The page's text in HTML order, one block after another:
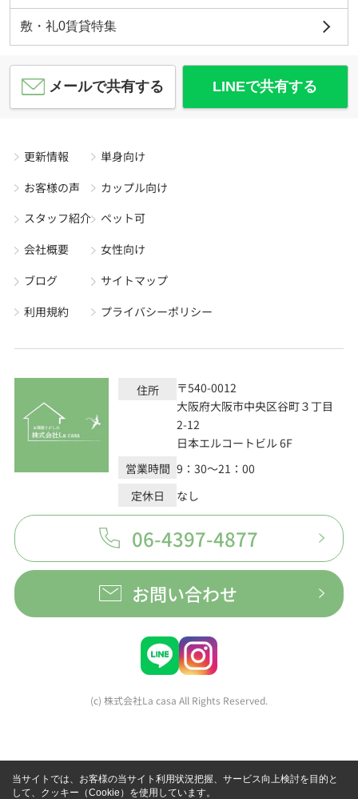
敷・礼0賃貸特集
メールで共有する LINEで共有する
更新情報
お客様の声
スタッフ紹介
会社概要
ブログ
利用規約
単身向け
カップル向け
ペット可
女性向け
サイトマップ
プライバシーポリシー
住所
〒540-0012
大阪府大阪市中央区谷町３丁目
2-12
日本エルコートビル 6F
営業時間 9：30～21：00
定休日
なし
06-4397-4877
お問い合わせ
(c) 株式会社La casa All Rights Reserved.
当サイトでは、お客様の当サイト利用状況把握、サービス向上検討を目的と
して、クッキー（Cookie）を使用しています。